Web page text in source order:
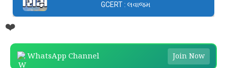
GCERT : લવાજમ
❤️
WhatsApp Channel Join Now